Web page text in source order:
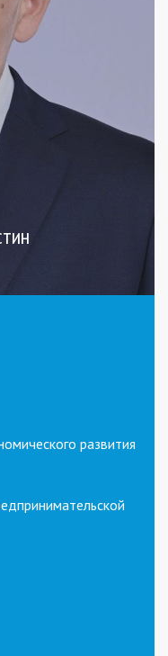
развития